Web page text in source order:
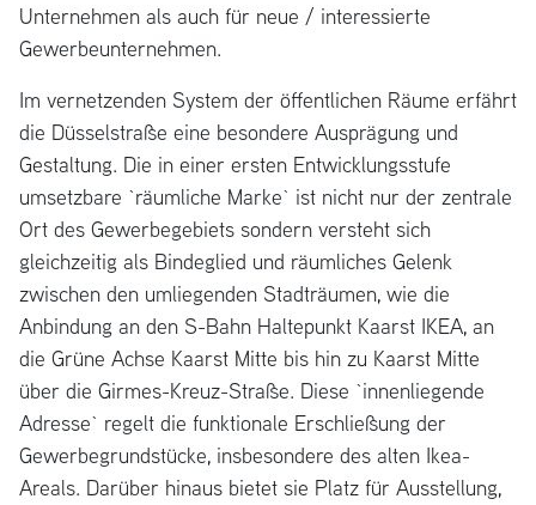
Unternehmen als auch für neue / interessierte
Gewerbeunternehmen.
Im vernetzenden System der öffentlichen Räume erfährt
die Düsselstraße eine besondere Ausprägung und
Gestaltung. Die in einer ersten Entwicklungsstufe
umsetzbare `räumliche Marke` ist nicht nur der zentrale
Ort des Gewerbegebiets sondern versteht sich
gleichzeitig als Bindeglied und räumliches Gelenk
zwischen den umliegenden Stadträumen, wie die
Anbindung an den S-Bahn Haltepunkt Kaarst IKEA, an
die Grüne Achse Kaarst Mitte bis hin zu Kaarst Mitte
über die Girmes-Kreuz-Straße. Diese `innenliegende
Adresse` regelt die funktionale Erschließung der
Gewerbegrundstücke, insbesondere des alten Ikea-
Areals. Darüber hinaus bietet sie Platz für Ausstellung,